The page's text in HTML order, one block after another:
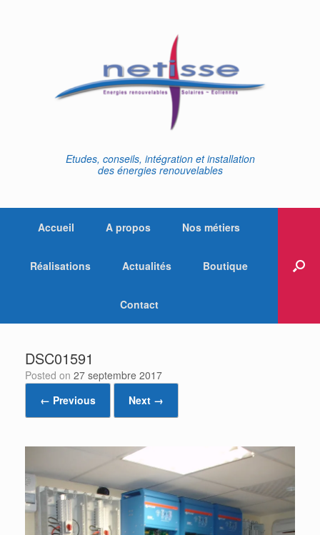
Etudes, conseils, intégration et installation
des énergies renouvelables
Accueil A propos Nos métiers
Réalisations Actualités Boutique
Contact
DSC01591
Posted on 27 septembre 2017
← Previous
Next →